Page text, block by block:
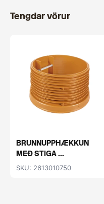
Tengdar vörur
BRUNNUPPHÆKKUN
MEÐ STIGA ...
SKU: 2613010750